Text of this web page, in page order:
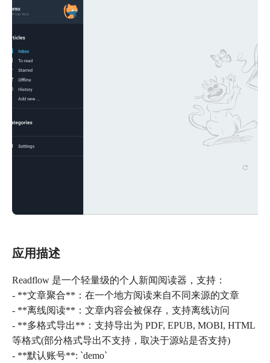
应用描述
Readflow 是一个轻量级的个人新闻阅读器，支持：
- **文章聚合**：在一个地方阅读来自不同来源的文章
- **离线阅读**：文章内容会被保存，支持离线访问
- **多格式导出**：支持导出为 PDF, EPUB, MOBI, HTML
等格式(部分格式导出不支持，取决于源站是否支持)
- **默认账号**: `demo`